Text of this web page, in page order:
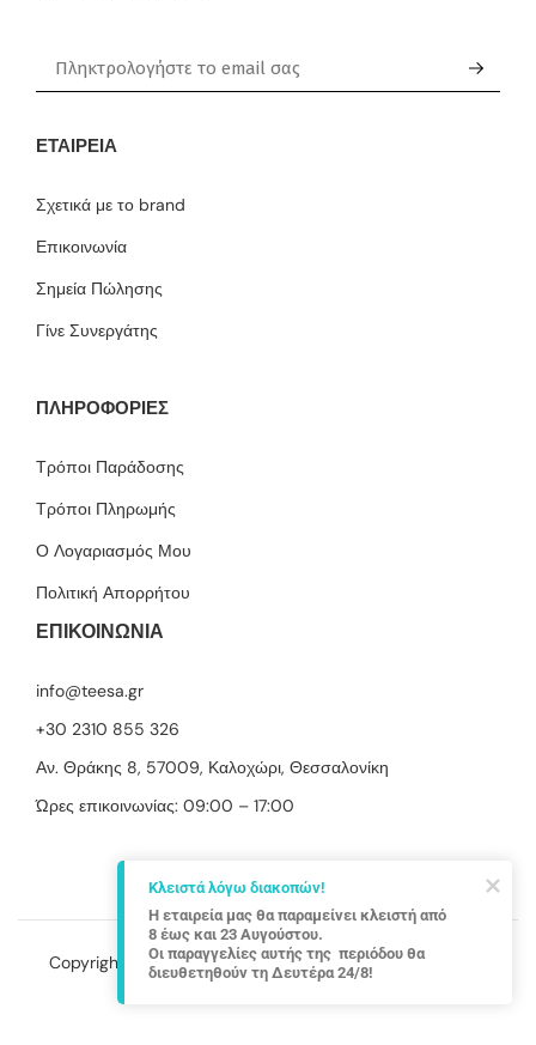
ΕΤΑΙΡΕΊΑ
Σχετικά με το brand
Επικοινωνία
Σημεία Πώλησης
Γίνε Συνεργάτης
ΠΛΗΡΟΦΟΡΙΕΣ
Τρόποι Παράδοσης
Τρόποι Πληρωμής
Ο Λογαριασμός Μου
Πολιτική Απορρήτου
ΕΠΙΚΟΙΝΩΝΙΑ
info@teesa.gr
+30 2310 855 326
Αν. Θράκης 8, 57009, Καλοχώρι, Θεσσαλονίκη
Ώρες επικοινωνίας: 09:00 – 17:00
Copyright © 2022 Teesa, a DM PROELECTRONICS
ΓΕΜΗ: 137531504000
Κλειστά λόγω διακοπών!
Η εταιρεία μας θα παραμείνει κλειστή από
8 έως και 23 Αυγούστου.
Οι παραγγελίες αυτής της  περιόδου θα
διευθετηθούν τη Δευτέρα 24/8!